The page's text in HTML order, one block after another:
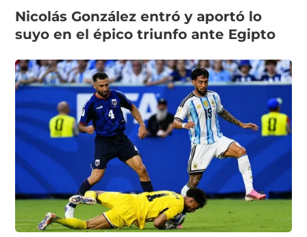
Nicolás González entró y aportó lo
suyo en el épico triunfo ante Egipto